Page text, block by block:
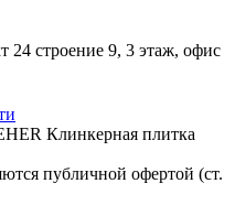
24 строение 9, 3 этаж, офис
Клинкерная плитка
публичной офертой (ст.